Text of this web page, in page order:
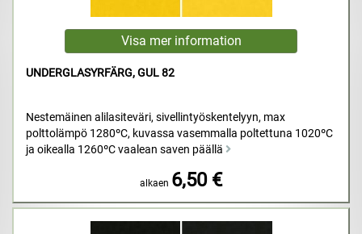
UNDERGLASYRFÄRG, GUL 82
Nestemäinen alilasiteväri, sivellintyöskentelyyn, max
polttolämpö 1280ºC, kuvassa vasemmalla poltettuna 1020ºC
ja oikealla 1260ºC vaalean saven päällä
alkaen 6,50 €